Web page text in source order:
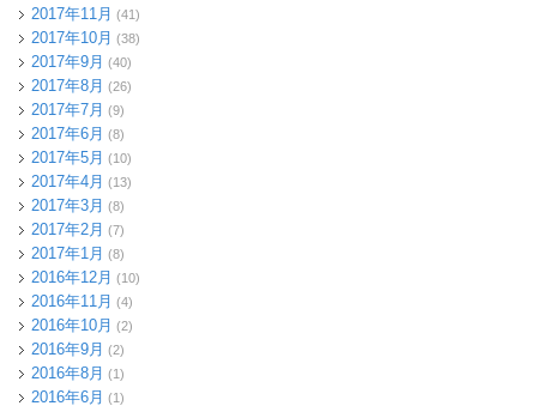
2017年11月 (41)
2017年10月 (38)
2017年9月 (40)
2017年8月 (26)
2017年7月 (9)
2017年6月 (8)
2017年5月 (10)
2017年4月 (13)
2017年3月 (8)
2017年2月 (7)
2017年1月 (8)
2016年12月 (10)
2016年11月 (4)
2016年10月 (2)
2016年9月 (2)
2016年8月 (1)
2016年6月 (1)